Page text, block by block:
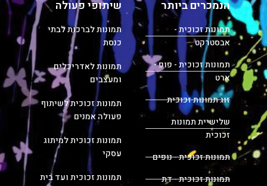
הנמכרים ביותר
תמונות זכוכית -
אבסטרקט
תמונות זכוכית - פופ -
ארט
זוג תמונות זכוכית
שלישיית תמונות
זכוכית
תמונות זכוכית - נופים
תמונות זכוכית - דת
שיתופי פעולה
תמונות לברכות לבתי
כנסת
תמונות לאדריכלים
ומעצבים
תמונות זכוכית לשיתוף
פעולה אמנים
תמונות זכוכית למיתוג
עסקי
תמונות זכוכית ועד בית